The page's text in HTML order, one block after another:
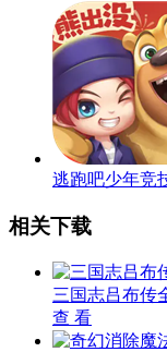
逃跑吧少年竞
相关下载
三国志吕布传
查 看